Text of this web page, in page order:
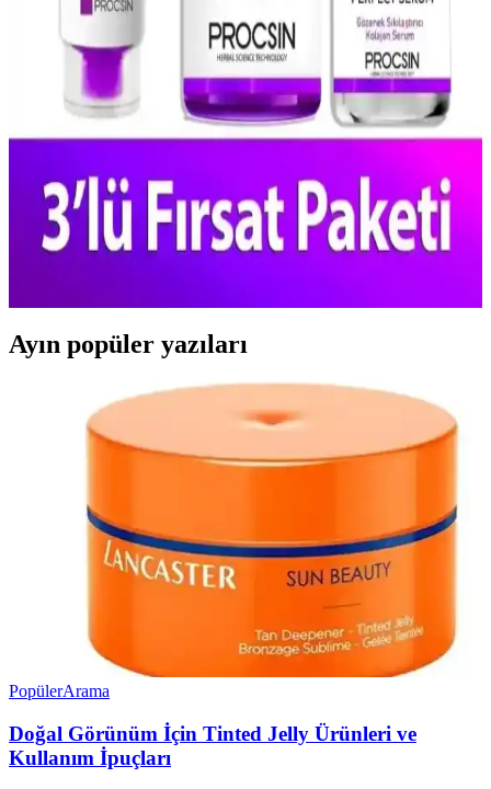
Salisilik Asit ile Gözenekleri Temizleme ve Sağlıklı
Cilt İçin Kullanım Rehberi
Salisilik asidin gözenekleri temizlemedeki etkisi ve doğru kullanım
yöntemleriyle sağlıklı, pürüzsüz ve parlak bir cilt elde edin. Sebum
ve kirleri kontrol altına alarak akne ve siyah noktalarını azaltın.
Procsin Gözenek Sıkılaştırıcı Kolajen Seti ile Cilt
Sağlığını Destekleyin
Procsin'in gözenek sıkılaştırıcı kolajen seti, cildi derinlemesine
temizler, elastikiyeti artırır ve genç bir görünüm sağlar. Tüm cilt
Ayın popüler yazıları
PopülerArama
Doğal Görünüm İçin Tinted Jelly Ürünleri ve
Kullanım İpuçları